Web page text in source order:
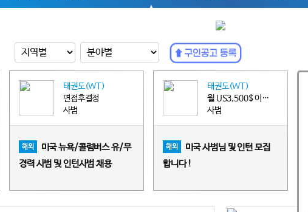
태권도(WT)
면접후결정
사범
해외
미국 뉴욕/콜럼버스 유/무
경력 사범 및 인턴사범 채용
태권도(WT)
월 US3,500$ 이상~US4,000$ 이하
사범
해외
미국 사범님 및 인턴 모집
합니다 !